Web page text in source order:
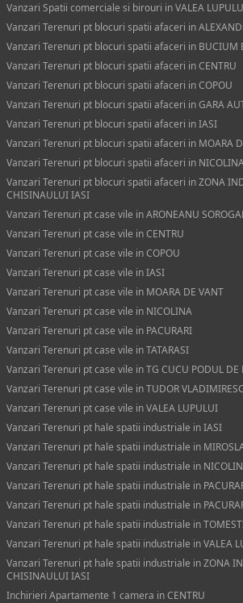
Vanzari Spatii comerciale si birouri in VALEA
Vanzari Terenuri pt blocuri spatii afaceri in
Vanzari Terenuri pt blocuri spatii afaceri in BUCIUM
Vanzari Terenuri pt blocuri spatii afaceri in CENTRU
Vanzari Terenuri pt blocuri spatii afaceri in COPOU
Vanzari Terenuri pt blocuri spatii afaceri in GARA
Vanzari Terenuri pt blocuri spatii afaceri in IASI
Vanzari Terenuri pt blocuri spatii afaceri in MOARA
Vanzari Terenuri pt blocuri spatii afaceri in
Vanzari Terenuri pt blocuri spatii afaceri in ZONA
CHISINAULUI IASI
Vanzari Terenuri pt case vile in ARONEANU
Vanzari Terenuri pt case vile in CENTRU
Vanzari Terenuri pt case vile in COPOU
Vanzari Terenuri pt case vile in IASI
Vanzari Terenuri pt case vile in MOARA DE VANT
Vanzari Terenuri pt case vile in NICOLINA
Vanzari Terenuri pt case vile in PACURARI
Vanzari Terenuri pt case vile in TATARASI
Vanzari Terenuri pt case vile in TG CUCU PODUL DE
Vanzari Terenuri pt case vile in TUDOR
Vanzari Terenuri pt case vile in VALEA LUPULUI
Vanzari Terenuri pt hale spatii industriale in IASI
Vanzari Terenuri pt hale spatii industriale in
Vanzari Terenuri pt hale spatii industriale in
Vanzari Terenuri pt hale spatii industriale in
Vanzari Terenuri pt hale spatii industriale in
Vanzari Terenuri pt hale spatii industriale in
Vanzari Terenuri pt hale spatii industriale in VALEA
Vanzari Terenuri pt hale spatii industriale in ZONA
CHISINAULUI IASI
Inchirieri Apartamente 1 camera in CENTRU